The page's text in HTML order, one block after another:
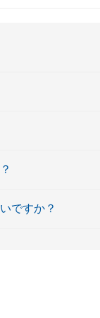
ですか？